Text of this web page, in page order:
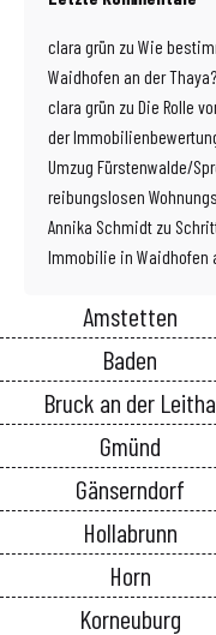
clara grün zu Wie
Waidhofen an der
clara grün zu Die Rolle
der
Umzug Fürstenwalde/
reibungslosen
Annika Schmidt zu
Immobilie in Waidhofen
Amstetten
Baden
Bruck an der Leitha
Gmünd
Gänserndorf
Hollabrunn
Horn
Korneuburg